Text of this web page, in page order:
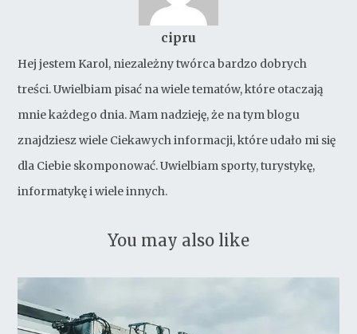
cipru
Hej jestem Karol, niezależny twórca bardzo dobrych
treści. Uwielbiam pisać na wiele tematów, które otaczają
mnie każdego dnia. Mam nadzieję, że na tym blogu
znajdziesz wiele Ciekawych informacji, które udało mi się
dla Ciebie skomponować. Uwielbiam sporty, turystykę,
informatykę i wiele innych.
You may also like